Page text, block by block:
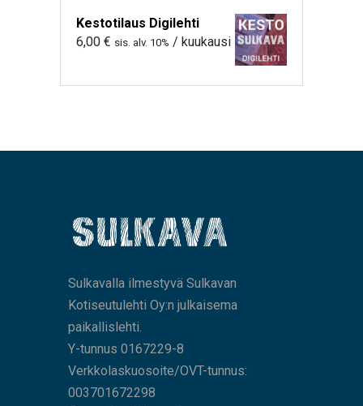
Kestotilaus Digilehti
6,00 € sis. alv. 10% / kuukausi
Sulkavalla ilmestyvä Sulkavan
Kotiseutulehti Oy:n julkaisema
paikallislehti.
Y-tunnus 0167229-8
Verkkolaskuosoite/OVT-tunnus:
003701672298